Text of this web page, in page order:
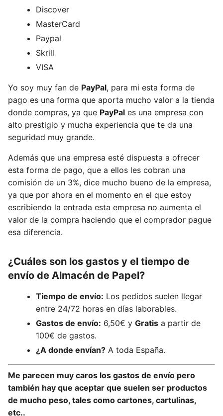
Discover
MasterCard
Paypal
Skrill
VISA
Yo soy muy fan de PayPal, para mi esta forma de
pago es una forma que aporta mucho valor a la tienda
donde compras, ya que PayPal es una empresa con
alto prestigio y mucha experiencia que te da una
seguridad muy grande.
Además que una empresa esté dispuesta a ofrecer
esta forma de pago, que a ellos les cobran una
comisión de un 3%, dice mucho bueno de la empresa,
ya que por ahora en el momento en el que estoy
escribiendo la entrada esta empresa no aumenta el
valor de la compra haciendo que el comprador pague
esa diferencia.
¿Cuáles son los gastos y el tiempo de
envío de Almacén de Papel?
Tiempo de envío: Los pedidos suelen llegar
entre 24/72 horas en días laborables.
Gastos de envío: 6,50€ y Gratis a partir de
100€ de gastos.
¿A donde envían? A toda España.
Me parecen muy caros los gastos de envío pero
también hay que aceptar que suelen ser productos
de mucho peso, tales como cartones, cartulinas,
etc..